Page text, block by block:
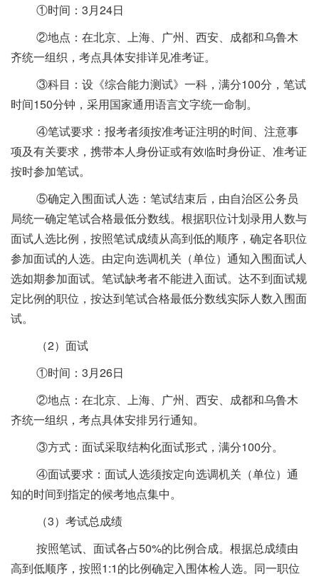
①时间：3月24日
②地点：在北京、上海、广州、西安、成都和乌鲁木
齐统一组织，考点具体安排详见准考证。
③科目：设《综合能力测试》一科，满分100分，笔试
时间150分钟，采用国家通用语言文字统一命制。
④笔试要求：报考者须按准考证注明的时间、注意事
项及有关要求，携带本人身份证或有效临时身份证、准考证
按时参加笔试。
⑤确定入围面试人选：笔试结束后，由自治区公务员
局统一确定笔试合格最低分数线。根据职位计划录用人数与
面试人选比例，按照笔试成绩从高到低的顺序，确定各职位
参加面试的人选。由定向选调机关（单位）通知入围面试人
选如期参加面试。笔试缺考者不能进入面试。达不到面试规
定比例的职位，按达到笔试合格最低分数线实际人数入围面
试。
（2）面试
①时间：3月26日
②地点：在北京、上海、广州、西安、成都和乌鲁木
齐统一组织，考点具体安排另行通知。
③方式：面试采取结构化面试形式，满分100分。
④面试要求：面试人选须按定向选调机关（单位）通
知的时间到指定的候考地点集中。
（3）考试总成绩
按照笔试、面试各占50%的比例合成。根据总成绩由
高到低顺序，按照1:1的比例确定入围体检人选。同一职位